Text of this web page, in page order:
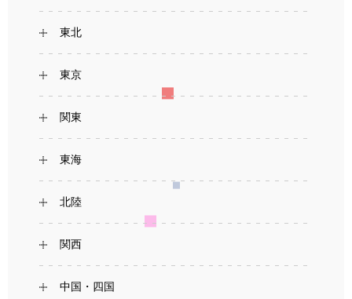
東北
東京
関東
東海
北陸
関西
中国・四国